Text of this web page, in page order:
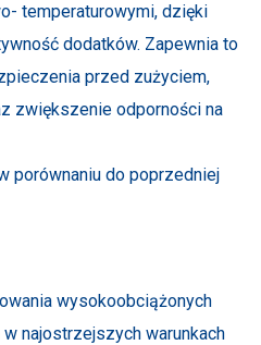
temperaturowymi, dzięki
dodatków. Zapewnia to
przed zużyciem,
zwiększenie odporności na
porównaniu do poprzedniej
wysokoobciążonych
najostrzejszych warunkach